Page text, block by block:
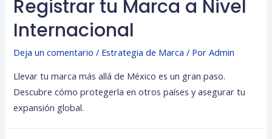
Registrar tu Marca a Nivel
Internacional
Deja un comentario / Estrategia de Marca / PorAdmin
Llevar tu marca más allá de México es un gran paso.
Descubre cómo protegerla en otros países y asegurar tu
expansión global.